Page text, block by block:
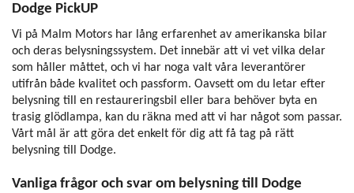
Dodge PickUP
Vi på Malm Motors har lång erfarenhet av amerikanska bilar
och deras belysningssystem. Det innebär att vi vet vilka delar
som håller måttet, och vi har noga valt våra leverantörer
utifrån både kvalitet och passform. Oavsett om du letar efter
belysning till en restaureringsbil eller bara behöver byta en
trasig glödlampa, kan du räkna med att vi har något som passar.
Vårt mål är att göra det enkelt för dig att få tag på rätt
belysning till Dodge.
Vanliga frågor och svar om belysning till Dodge